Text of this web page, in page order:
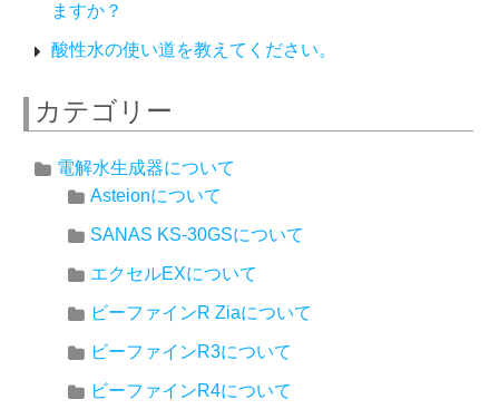
ますか？
酸性水の使い道を教えてください。
カテゴリー
電解水生成器について
Asteionについて
SANAS KS-30GSについて
エクセルEXについて
ビーファインR Ziaについて
ビーファインR3について
ビーファインR4について